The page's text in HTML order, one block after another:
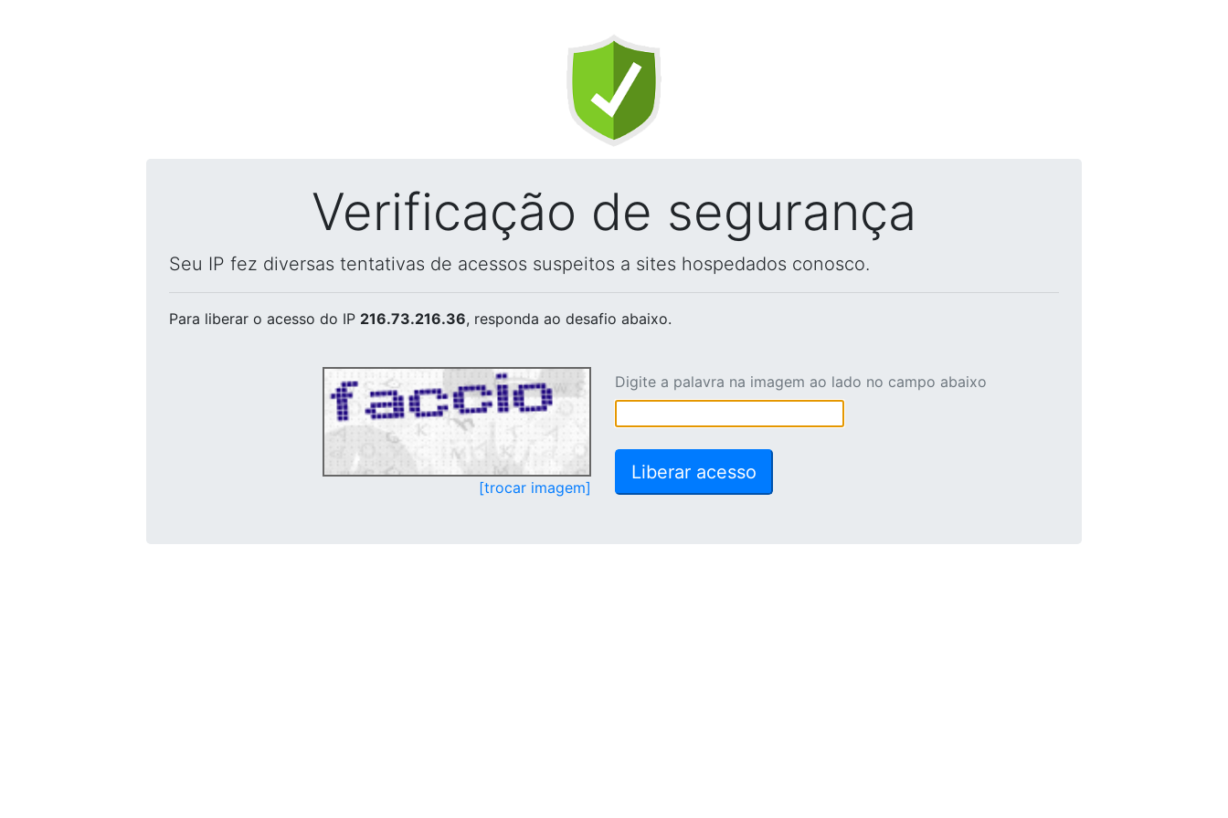
Verificação de segurança
Seu IP fez diversas tentativas de acessos suspeitos a sites hospedados conosco.
Para liberar o acesso do IP 216.73.216.36, responda ao desafio abaixo.
[trocar imagem]
Digite a palavra na imagem ao lado no campo abaixo